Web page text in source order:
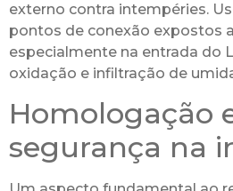
externo contra intempéries.
pontos de conexão expostos
especialmente na entrada do
oxidação e infiltração de
Homologação
segurança na